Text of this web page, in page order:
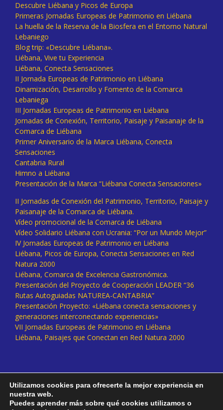
Descubre Liébana y Picos de Europa
Primeras Jornadas Europeas de Patrimonio en Liébana
La huella de la Reserva de la Biosfera en el Entorno Natural
Lebaniego
Blog trip: «Descubre Liébana».
Liébana, Vive tu Experiencia
Liébana, Conecta Sensaciones
II Jornada Europeas de Patrimonio en Liébana
Dinamización, Desarrollo y Fomento de la Comarca
Lebaniega
III Jornadas Europeas de Patrimonio en Liébana
Jornadas de Conexión, Territorio, Paisaje y Paisanaje de la
Comarca de Liébana
Primer Aniversario de la Marca Liébana, Conecta
Sensaciones
Cantabria Rural
Himno a Liébana
Presentación de la Marca “Liébana Conecta Sensaciones»
II Jornadas de Conexión del Patrimonio, Territorio, Paisaje y
Paisanaje de la Comarca de Liébana.
Vídeo promocional de la Comarca de Liébana
Vídeo Solidario Liébana con Ucrania: “Por un Mundo Mejor”
IV Jornadas Europeas de Patrimonio en Liébana
Liébana, Picos de Europa, Conecta Sensaciones en Red
Natura 2000
Liébana, Comarca de Excelencia Gastronómica.
Presentación del Proyecto de Cooperación LEADER “36
Rutas Autoguiadas NATUREA-CANTABRIA”
Presentación Proyecto: «Liébana conecta sensaciones y
generaciones interconectando experiencias»
VII Jornadas Europeas de Patrimonio en Liébana
Liébana, Paisajes que Conectan en Red Natura 2000
Utilizamos cookies para ofrecerte la mejor experiencia en
nuestra web.
Puedes aprender más sobre qué cookies utilizamos o